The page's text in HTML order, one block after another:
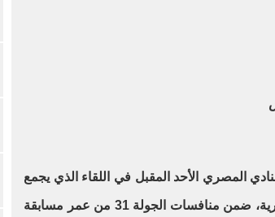
المصري الأحد المقبل في اللقاء الذي يجمع
الفريقين باستاد برج العرب بالإسكندرية، ضمن منافسات الجولة 31 من عمر مسابقة